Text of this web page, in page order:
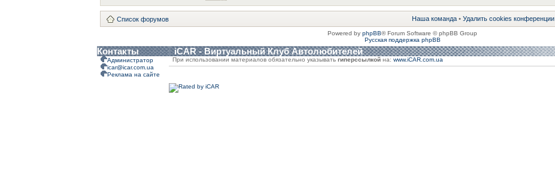
Список форумов Наша команда • Удалить cookies конференции
Powered by phpBB® Forum Software © phpBB Group
Русская поддержка phpBB
Контакты iCAR - Виртуальный Клуб Автолюбителей
Администратор
icar@icar.com.ua
Реклама на сайте
При использовании материалов обязательно указывать гиперссылкой на: www.iCAR.com.ua